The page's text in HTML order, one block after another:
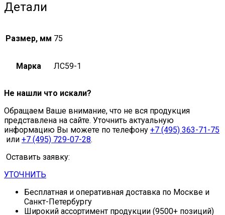
Детали
Размер, мм 75
Марка ЛС59-1
Не нашли что искали?
Обращаем Ваше внимание, что не вся продукция
представлена на сайте. Уточнить актуальную
информацию Вы можете по телефону +7 (495) 363-71-75
или +7 (495) 729-07-28.
Оставить заявку:
УТОЧНИТЬ
Бесплатная и оперативная доставка по Москве и
Санкт-Петербургу
Широкий ассортимент продукции (9500+ позиций)